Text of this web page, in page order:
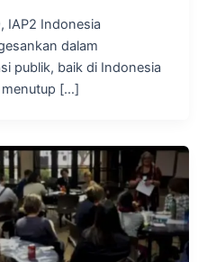
IAP2 Indonesia
dalam
publik, baik di Indonesia
menutup […]